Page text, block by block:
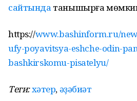
сайтында танышырға
https://www.bashinform.ru/
ufy-poyavitsya-eshche-odin-
bashkirskomu-pisatelyu/
Теги:хәтер,әҙәбиәт